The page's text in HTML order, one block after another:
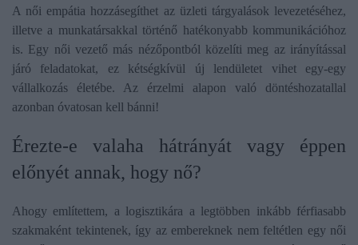
A női empátia hozzásegíthet az üzleti tárgyalások levezetéséhez,
illetve a munkatársakkal történő hatékonyabb kommunikációhoz
is. Egy női vezető más nézőpontból közelíti meg az irányítással
járó feladatokat, ez kétségkívül új lendületet vihet egy-egy
vállalkozás életébe. Az érzelmi alapon való döntéshozatallal
azonban óvatosan kell bánni!
​Érezte-e valaha hátrányát vagy éppen
előnyét annak, hogy nő?
Ahogy említettem, a logisztikára a legtöbben inkább férfiasabb
szakmaként tekintenek, így az embereknek nem feltétlen egy női